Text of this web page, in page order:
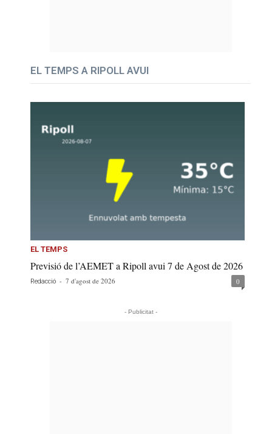
EL TEMPS A RIPOLL AVUI
EL TEMPS
Previsió de l’AEMET a Ripoll avui 7 de Agost de 2026
Redacció - 7 d'agost de 2026 0
- Publicitat -